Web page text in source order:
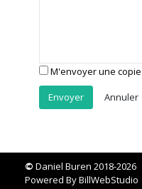
M'envoyer une copie
Annuler
© Daniel Buren 2018-2026
Powered ByBillWebStudio